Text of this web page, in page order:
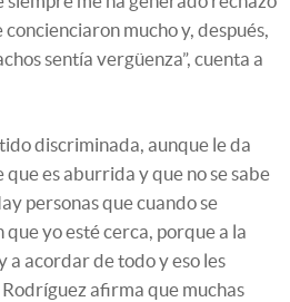
mucho y, después,
sentía vergüenza”, cuenta a
discriminada, aunque le da
es aburrida y que no se sabe
personas que cuando se
yo esté cerca, porque a la
a acordar de todo y eso les
afirma que muchas